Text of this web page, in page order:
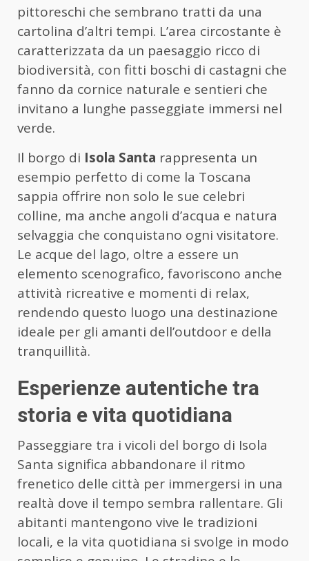
pittoreschi che sembrano tratti da una
cartolina d’altri tempi. L’area circostante è
caratterizzata da un paesaggio ricco di
biodiversità, con fitti boschi di castagni che
fanno da cornice naturale e sentieri che
invitano a lunghe passeggiate immersi nel
verde.
Il borgo di Isola Santa rappresenta un
esempio perfetto di come la Toscana
sappia offrire non solo le sue celebri
colline, ma anche angoli d’acqua e natura
selvaggia che conquistano ogni visitatore.
Le acque del lago, oltre a essere un
elemento scenografico, favoriscono anche
attività ricreative e momenti di relax,
rendendo questo luogo una destinazione
ideale per gli amanti dell’outdoor e della
tranquillità.
Esperienze autentiche tra
storia e vita quotidiana
Passeggiare tra i vicoli del borgo di Isola
Santa significa abbandonare il ritmo
frenetico delle città per immergersi in una
realtà dove il tempo sembra rallentare. Gli
abitanti mantengono vive le tradizioni
locali, e la vita quotidiana si svolge in modo